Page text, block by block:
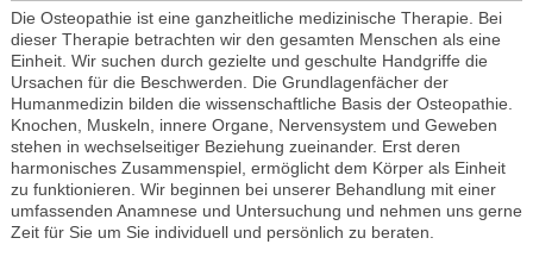
Die Osteopathie ist eine ganzheitliche medizinische Therapie. Bei
dieser Therapie betrachten wir den gesamten Menschen als eine
Einheit. Wir suchen durch gezielte und geschulte Handgriffe die
Ursachen für die Beschwerden. Die Grundlagenfächer der
Humanmedizin bilden die wissenschaftliche Basis der Osteopathie.
Knochen, Muskeln, innere Organe, Nervensystem und Geweben
stehen in wechselseitiger Beziehung zueinander. Erst deren
harmonisches Zusammenspiel, ermöglicht dem Körper als Einheit
zu funktionieren. Wir beginnen bei unserer Behandlung mit einer
umfassenden Anamnese und Untersuchung und nehmen uns gerne
Zeit für Sie um Sie individuell und persönlich zu beraten.